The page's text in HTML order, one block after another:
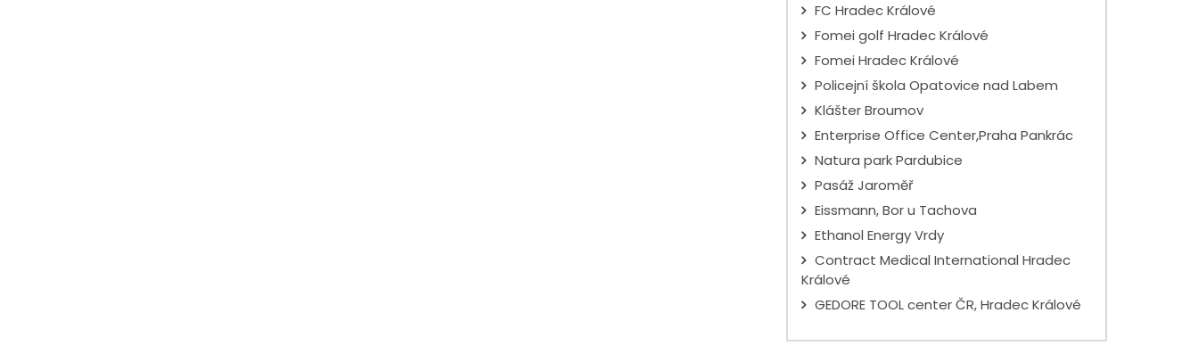
FC Hradec Králové
Fomei golf Hradec Králové
Fomei Hradec Králové
Policejní škola Opatovice nad Labem
Klášter Broumov
Enterprise Office Center,Praha Pankrác
Natura park Pardubice
Pasáž Jaroměř
Eissmann, Bor u Tachova
Ethanol Energy Vrdy
Contract Medical International Hradec
Králové
GEDORE TOOL center ČR, Hradec Králové